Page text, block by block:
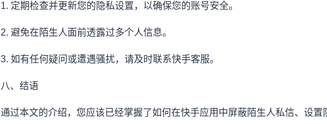
1. 定期检查并更新您的隐私设置，以确保您的账号安全。
2. 避免在陌生人面前透露过多个人信息。
3. 如有任何疑问或遭遇骚扰，请及时联系快手客服。
八、结语
通过本文的介绍，您应该已经掌握了如何在快手应用中屏蔽陌生人私信、设置